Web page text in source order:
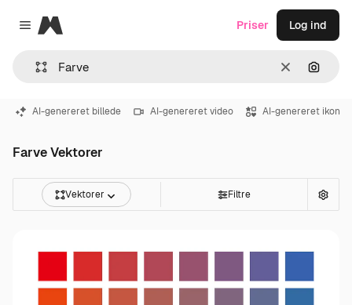
Close menu
Magnific
Klar Søg
Priser Log ind
AI-genereret billede AI-genereret video AI-genereret ikon
Farve Vektorer
Vektorer Filtre